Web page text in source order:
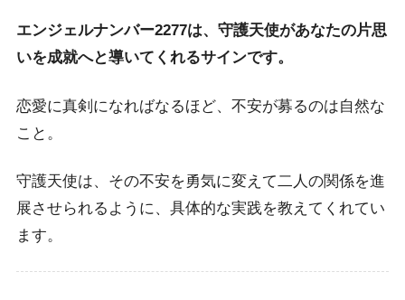
エンジェルナンバー2277は、守護天使があなたの片思
いを成就へと導いてくれるサインです。
恋愛に真剣になればなるほど、不安が募るのは自然な
こと。
守護天使は、その不安を勇気に変えて二人の関係を進
展させられるように、具体的な実践を教えてくれてい
ます。